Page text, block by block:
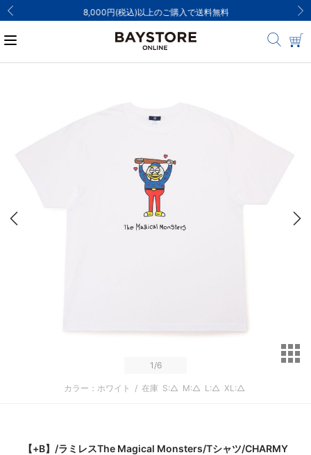
8,000円(税込)以上のご購入で送料無料
1/6
カラー：ホワイト / 在庫 S:△ M:△ L:△ XL:△
【+B】/ラミレスThe Magical Monsters/Tシャツ/CHARMY